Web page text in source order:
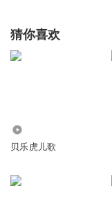
猜你喜欢
贝乐虎儿歌